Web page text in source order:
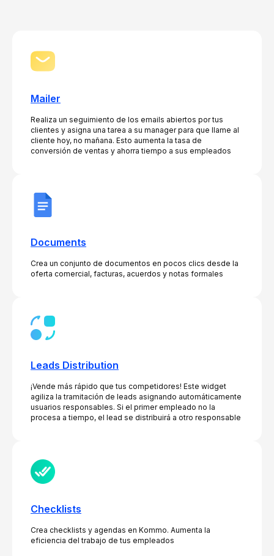
Mailer
Realiza un seguimiento de los emails abiertos por tus
clientes y asigna una tarea a su manager para que llame al
cliente hoy, no mañana. Esto aumenta la tasa de
conversión de ventas y ahorra tiempo a sus empleados
Documents
Crea un conjunto de documentos en pocos clics desde la
oferta comercial, facturas, acuerdos y notas formales
Leads Distribution
¡Vende más rápido que tus competidores! Este widget
agiliza la tramitación de leads asignando automáticamente
usuarios responsables. Si el primer empleado no la
procesa a tiempo, el lead se distribuirá a otro responsable
Checklists
Crea checklists y agendas en Kommo. Aumenta la
eficiencia del trabajo de tus empleados